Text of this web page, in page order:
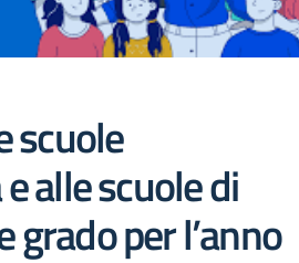
scuole
alle scuole di
grado per l’anno